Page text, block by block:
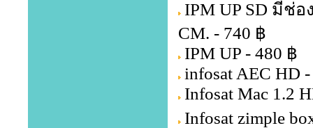
IPM UP SD มีช่
CM. - 740 ฿
IPM UP - 480 ฿
infosat AEC HD
Infosat Mac 1.2
Infosat zimple